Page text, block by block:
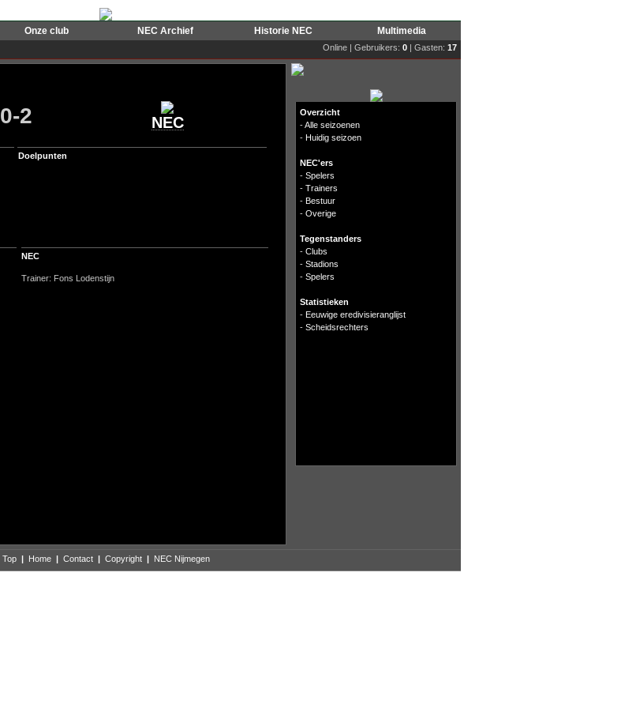
Onze club NEC Archief Historie NEC Multimedia
Online | Gebruikers: 0 | Gasten: 17
0-2 NEC
Doelpunten
NEC
Trainer: Fons Lodenstijn
Overzicht
-Alle seizoenen
- Huidig seizoen
NEC'ers
- Spelers
- Trainers
- Bestuur
- Overige
Tegenstanders
- Clubs
- Stadions
- Spelers
Statistieken
- Eeuwige eredivisieranglijst
- Scheidsrechters
Top | Home | Contact | Copyright | NEC Nijmegen